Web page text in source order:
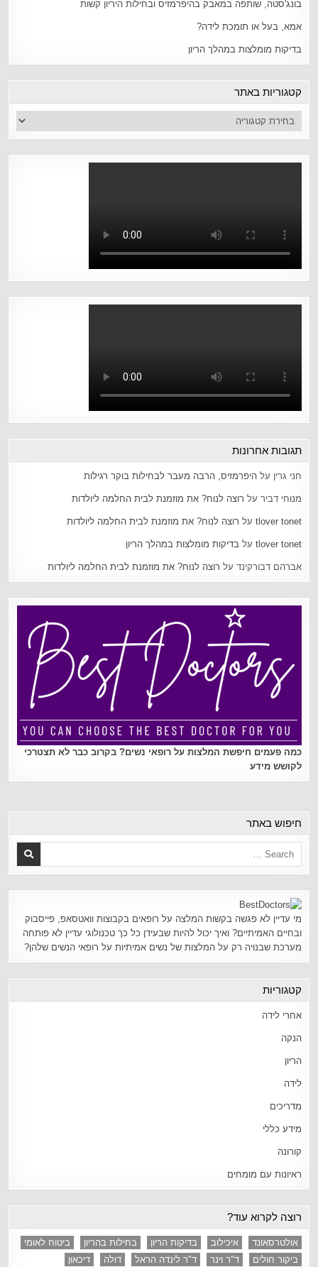
בונג'סטה, שותפה במאבק בהיפרמזיס ובחילות היריון קשות
אמא, בעל או תומכת לידה?
בדיקות מומלצות במהלך הריון
קטגוריות באתר
תגובות אחרונות
חני גרין עלהיפרמזיס, הרבה מעבר לבחילות בוקר רגילות
מנוחי דביר על רוצה לנוח? את מוזמנת לבית החלמה ליולדות
tlover tonet על רוצה לנוח? את מוזמנת לבית החלמה ליולדות
tlover tonet עלבדיקות מומלצות במהלך הריון
אברהם דבורקינד על רוצה לנוח? את מוזמנת לבית החלמה ליולדות
כמה פעמים חיפשת המלצות על רופאי נשים? בקרוב כבר לא תצטרכי
לקושש מידע
חיפוש באתר
מי עדיין לא פגשה בקשות המלצה על רופאים בקבוצות וואטסאפ, פייסבוק
ובחיים האמיתיים? ואיך יכול להיות שבעידן כל כך טכנולוגי עדיין לא פותחה
מערכת שבנויה רק על המלצות של נשים אמיתיות על רופאי הנשים שלהן?
קטגוריות
אחרי לידה
הנקה
הריון
לידה
מדריכים
מידע כללי
קורונה
ראיונות עם מומחים
רוצה לקרוא עוד?
אולטרסאונד איכילוב בדיקות הריון בחילות בהריון
ביטוח לאומי
ביקור חולים
ד"ר וינר ד"ר לינדה הראל דולה דיכאון